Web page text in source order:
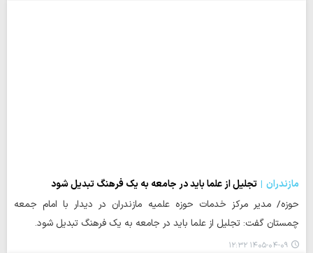
مازندران
تجلیل از علما باید در جامعه به یک فرهنگ تبدیل شود
حوزه/ مدیر مرکز خدمات حوزه علمیه مازندران در دیدار با امام جمعه
چمستان گفت: تجلیل از علما باید در جامعه به یک فرهنگ تبدیل شود.
۱۴۰۵-۰۴-۰۹ ۱۲:۳۲